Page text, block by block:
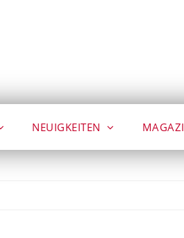
NEUIGKEITEN